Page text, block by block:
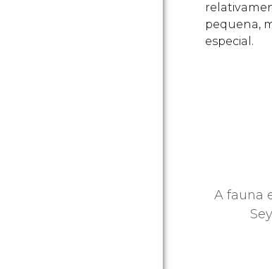
pequena,
especial.
A fauna